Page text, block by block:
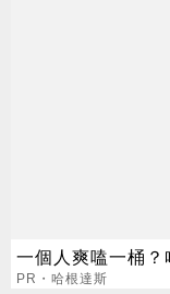
一個人爽嗑一桶
PR・哈根達斯